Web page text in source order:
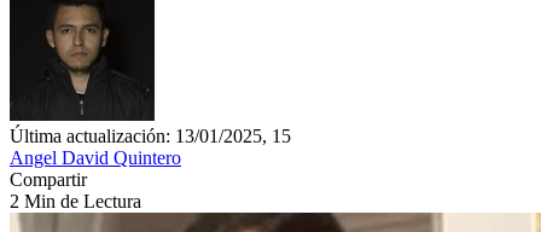
Última actualización: 13/01/2025, 15
Angel David Quintero
Compartir
2 Min de Lectura